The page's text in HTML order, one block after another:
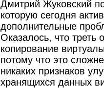
Дмитрий Жуковский
которую сегодня
дополнительные
Оказалось, что
копирование
потому что это
никаких признаков
хранящихся данных